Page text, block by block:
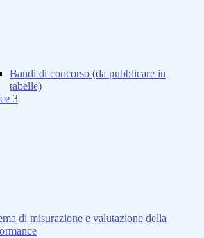
Bandi di concorso (da pubblicare in
tabelle)
3
di misurazione e valutazione della